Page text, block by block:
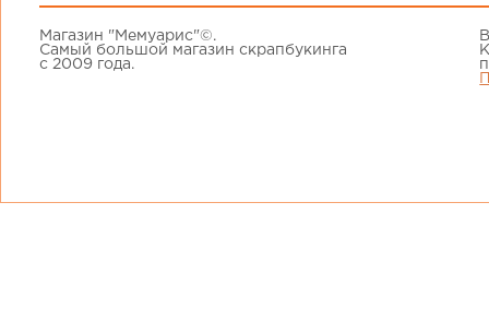
Магазин "Мемуарис"©.
Самый большой магазин скрапбукинга
с 2009 года.